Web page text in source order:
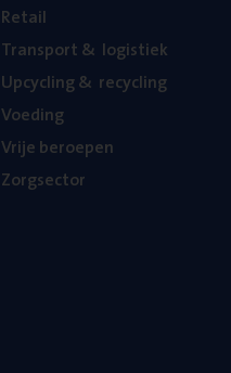
Retail
Trans­port& logistiek
Upcy­cling& recycling
Voe­ding
Vrije beroe­pen
Zorg­sec­tor